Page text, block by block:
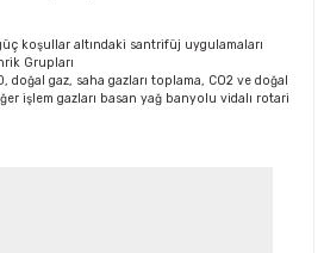
koşullar altındaki santrifüj uygulamaları
Grupları
doğal gaz, saha gazları toplama, CO2 ve doğal
işlem gazları basan yağ banyolu vidalı rotari